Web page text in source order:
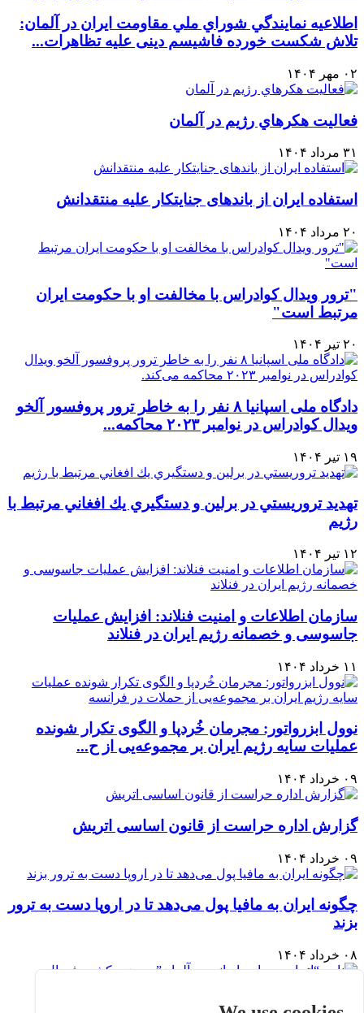
اطلاعيه نمايندگي شوراي ملي مقاومت ايران در آلمان:
تلاش شکست خورده فاشیسم دینی علیه تظاهرات...
۰۲ مهر ۱۴۰۴
فعاليت هكرهاي رژيم در آلمان
۳۱ مرداد ۱۴۰۴
استفاده ایران از باندهای جنایتکار علیه منتقدانش
۲۰ مرداد ۱۴۰۴
"ترور ویدال کوادراس با مخالفت او با حکومت ایران
مرتبط است"
۲۰ تیر ۱۴۰۴
دادگاه ملی اسپانیا ۸ نفر را به خاطر ترور پروفسور آلخو
ویدال کوادراس در نوامبر ۲۰۲۳ محاکمه...
۱۹ تیر ۱۴۰۴
تهديد تروريستي در برلين و دستگيري يك افغاني مرتبط با
رژيم
۱۲ تیر ۱۴۰۴
سازمان اطلاعات و امنیت فنلاند: افزایش عملیات
جاسوسی و خصمانه رژیم ایران در فنلاند
۱۱ خرداد ۱۴۰۴
نوول ابزرواتور: مجرمان خُردپا و الگوی تکرار شونده
عملیات سایه رژیم ایران بر مجموعه‌یی از ح...
۰۹ خرداد ۱۴۰۴
گزارش اداره حراست از قانون اساسی اتریش
۰۹ خرداد ۱۴۰۴
چگونه ایران به مافیا پول می‌دهد تا در اروپا دست به ترور
بزند
۰۸ خرداد ۱۴۰۴
نامه “اتحاديه جوامع ايراني در آلمان” به وزير كشور